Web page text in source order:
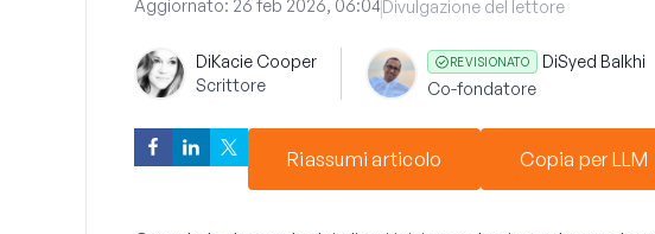
Aggiornato: 26 feb 2026, 06:04Divulgazione del lettore
DiKacie Cooper
Scrittore
REVISIONATO DiSyed Balkhi
Co-fondatore
Riassumi articolo Copia per LLM